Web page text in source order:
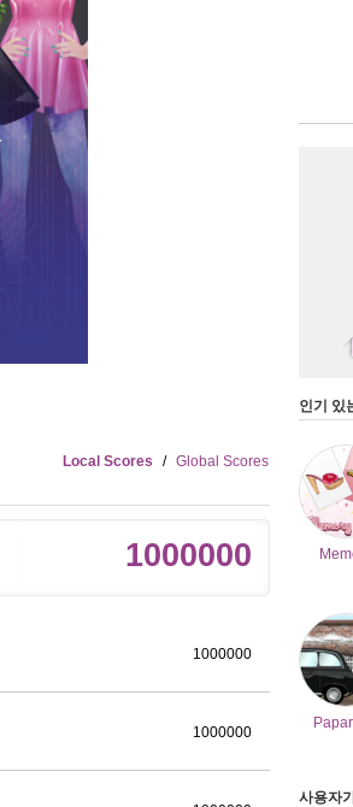
Local Scores / Global Scores
1000000
1000000
1000000
인기 있
사용자